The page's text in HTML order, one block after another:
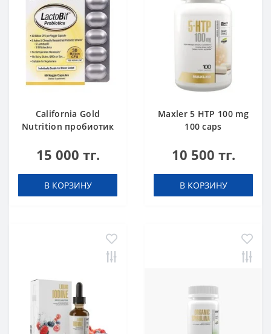
California Gold
Nutrition пробиотик
КОЕ 60 капсул
15 000 тг.
В КОРЗИНУ
Maxler 5 HTP 100 mg
100 caps
10 500 тг.
В КОРЗИНУ